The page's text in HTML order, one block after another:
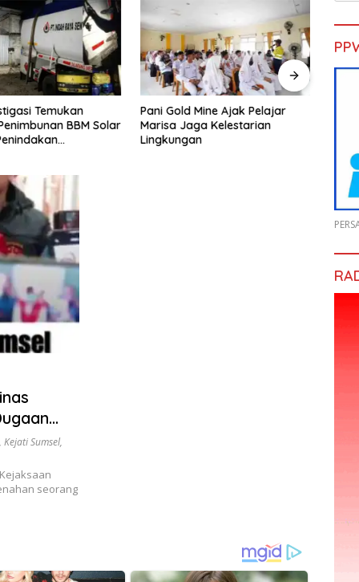
Mine Ajak Pelajar
Kelestarian
H. Muhammad Faizal :
Pembinaan Politik Penting
untuk Menciptakan Kompetisi
, Kejati Sumsel,
Kejaksaan
seorang